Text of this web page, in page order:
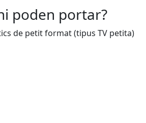
poden portar?
de petit format (tipus TV petita)